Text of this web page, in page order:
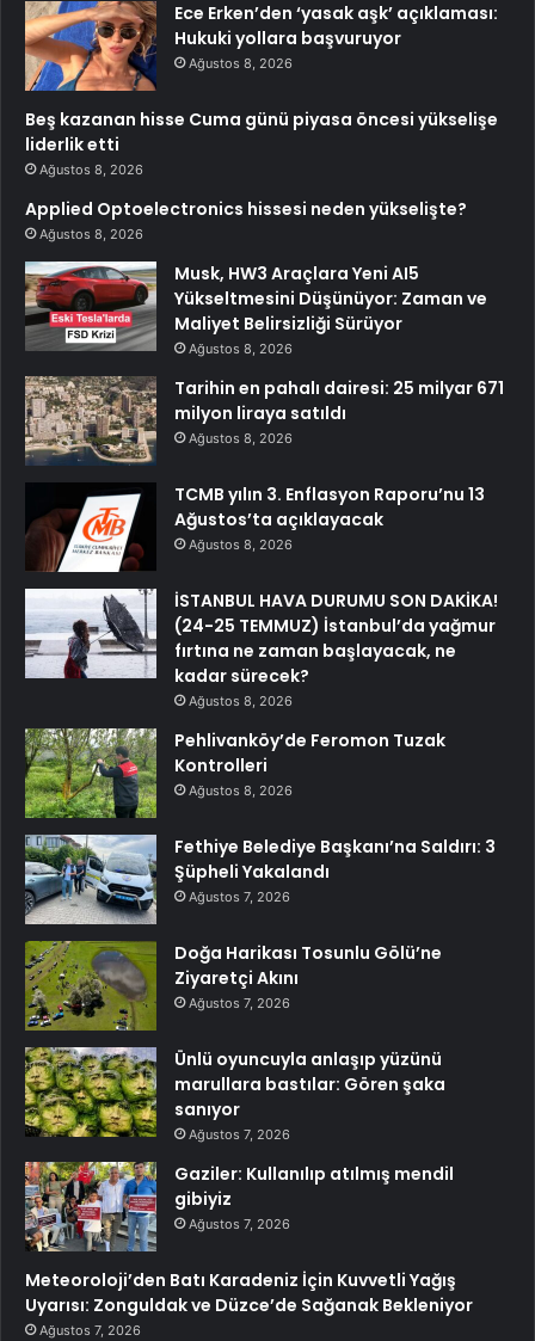
Ece Erken’den ‘yasak aşk’ açıklaması:
Hukuki yollara başvuruyor
Ağustos 8, 2026
Beş kazanan hisse Cuma günü piyasa öncesi yükselişe
liderlik etti
Ağustos 8, 2026
Applied Optoelectronics hissesi neden yükselişte?
Ağustos 8, 2026
Musk, HW3 Araçlara Yeni AI5
Yükseltmesini Düşünüyor: Zaman ve
Maliyet Belirsizliği Sürüyor
Ağustos 8, 2026
Tarihin en pahalı dairesi: 25 milyar 671
milyon liraya satıldı
Ağustos 8, 2026
TCMB yılın 3. Enflasyon Raporu’nu 13
Ağustos’ta açıklayacak
Ağustos 8, 2026
İSTANBUL HAVA DURUMU SON DAKİKA!
(24-25 TEMMUZ) İstanbul’da yağmur
fırtına ne zaman başlayacak, ne
kadar sürecek?
Ağustos 8, 2026
Pehlivanköy’de Feromon Tuzak
Kontrolleri
Ağustos 8, 2026
Fethiye Belediye Başkanı’na Saldırı: 3
Şüpheli Yakalandı
Ağustos 7, 2026
Doğa Harikası Tosunlu Gölü’ne
Ziyaretçi Akını
Ağustos 7, 2026
Ünlü oyuncuyla anlaşıp yüzünü
marullara bastılar: Gören şaka
sanıyor
Ağustos 7, 2026
Gaziler: Kullanılıp atılmış mendil
gibiyiz
Ağustos 7, 2026
Meteoroloji’den Batı Karadeniz İçin Kuvvetli Yağış
Uyarısı: Zonguldak ve Düzce’de Sağanak Bekleniyor
Ağustos 7, 2026